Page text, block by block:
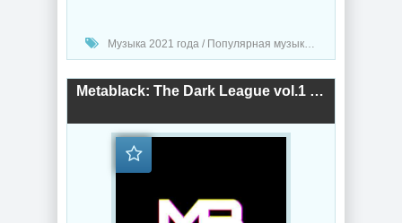
Музыка 2021 года / Популярная музыка / Drum and Bass / Дабстеп музыка
Metablack: The Dark League vol.1 (2020) торрент